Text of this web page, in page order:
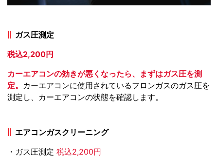
ガス圧測定
税込2,200円
カーエアコンの効きが悪くなったら、まずはガス圧を測
定。 カーエアコンに使用されているフロンガスのガス圧を
測定し、カーエアコンの状態を確認します。
エアコンガスクリーニング
・ガス圧測定 税込2,200円